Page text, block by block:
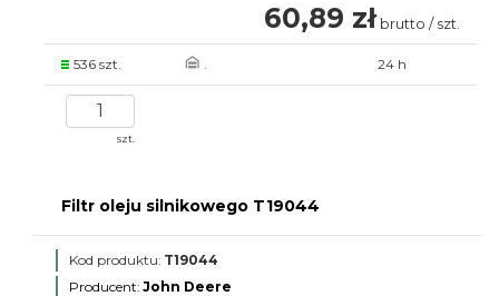
60,89 zł brutto / szt.
536 szt. . 24 h
szt.
Filtr oleju silnikowego T19044
Kod produktu: T19044
Producent: John Deere